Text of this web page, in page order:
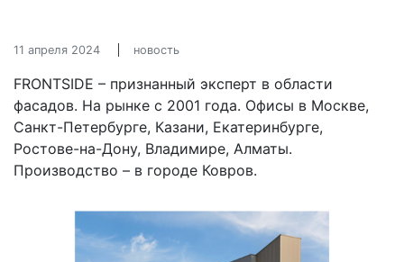
11 апреля 2024 новость
FRONTSIDE – признанный эксперт в области
фасадов. На рынке с 2001 года. Офисы в Москве,
Санкт-Петербурге, Казани, Екатеринбурге,
Ростове-на-Дону, Владимире, Алматы.
Производство – в городе Ковров.